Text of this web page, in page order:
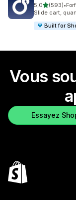
5,0étoile(s) sur
(593)
593 avis au•
Slide cart,
Built for
Vous
Essayez